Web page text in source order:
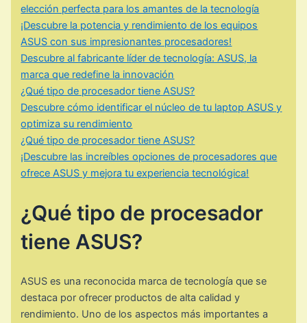
elección perfecta para los amantes de la tecnología
¡Descubre la potencia y rendimiento de los equipos
ASUS con sus impresionantes procesadores!
Descubre al fabricante líder de tecnología: ASUS, la
marca que redefine la innovación
¿Qué tipo de procesador tiene ASUS?
Descubre cómo identificar el núcleo de tu laptop ASUS y
optimiza su rendimiento
¿Qué tipo de procesador tiene ASUS?
¡Descubre las increíbles opciones de procesadores que
ofrece ASUS y mejora tu experiencia tecnológica!
¿Qué tipo de procesador
tiene ASUS?
ASUS es una reconocida marca de tecnología que se
destaca por ofrecer productos de alta calidad y
rendimiento. Uno de los aspectos más importantes a